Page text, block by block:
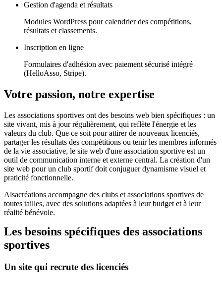
Gestion d'agenda et résultats
Modules WordPress pour calendrier des compétitions,
résultats et classements.
Inscription en ligne
Formulaires d'adhésion avec paiement sécurisé intégré
(HelloAsso, Stripe).
Votre passion, notre expertise
Les associations sportives ont des besoins web bien spécifiques : un
site vivant, mis à jour régulièrement, qui reflète l'énergie et les
valeurs du club. Que ce soit pour attirer de nouveaux licenciés,
partager les résultats des compétitions ou tenir les membres informés
de la vie associative, le site web d'une association sportive est un
outil de communication interne et externe central. La création d'un
site web pour un club sportif doit conjuguer dynamisme visuel et
praticité fonctionnelle.
Alsacréations accompagne des clubs et associations sportives de
toutes tailles, avec des solutions adaptées à leur budget et à leur
réalité bénévole.
Les besoins spécifiques des associations
sportives
Un site qui recrute des licenciés